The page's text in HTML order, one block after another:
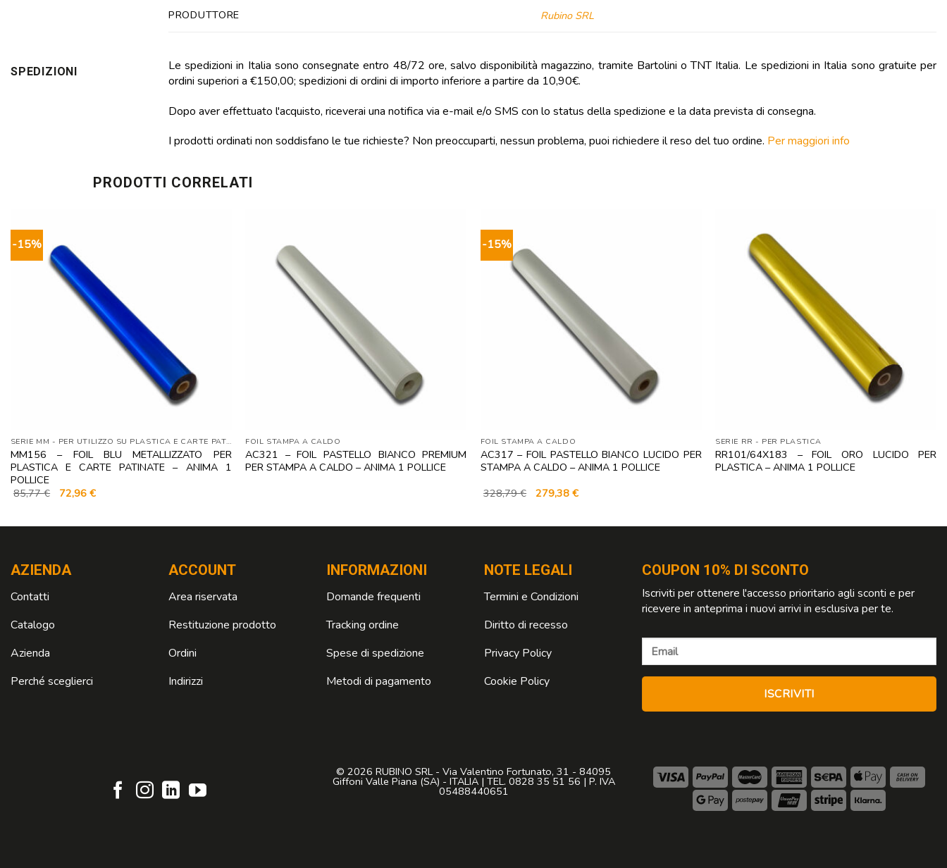
PRODUTTORE
Rubino SRL
SPEDIZIONI
Le spedizioni in Italia sono consegnate entro 48/72 ore, salvo disponibilità magazzino, tramite Bartolini o TNT Italia. Le spedizioni in Italia sono gratuite per
ordini superiori a €150,00; spedizioni di ordini di importo inferiore a partire da 10,90€.
Dopo aver effettuato l'acquisto, riceverai una notifica via e-mail e/o SMS con lo status della spedizione e la data prevista di consegna.
I prodotti ordinati non soddisfano le tue richieste? Non preoccuparti, nessun problema, puoi richiedere il reso del tuo ordine. Per maggiori info
PRODOTTI CORRELATI
-15%
SERIE MM - PER UTILIZZO SU PLASTICA E CARTE PATINATE
MM156 – FOIL BLU METALLIZZATO PER
PLASTICA E CARTE PATINATE – ANIMA 1
POLLICE
85,77€ Il
prezzo
72,96 €Il
FOIL STAMPA A CALDO
AC321 – FOIL PASTELLO BIANCO PREMIUM
PER STAMPA A CALDO – ANIMA 1 POLLICE
-15%
FOIL STAMPA A CALDO
AC317 – FOIL PASTELLO BIANCO LUCIDO PER
STAMPA A CALDO – ANIMA 1 POLLICE
328,79€ Il
prezzo
279,38 €Il
SERIE RR - PER PLASTICA
RR101/64X183 – FOIL ORO LUCIDO PER
PLASTICA – ANIMA 1 POLLICE
AZIENDA
Contatti
Catalogo
Azienda
Perché sceglierci
ACCOUNT
Area riservata
Restituzione prodotto
Ordini
Indirizzi
INFORMAZIONI
Domande frequenti
Tracking ordine
Spese di spedizione
Metodi di pagamento
NOTE LEGALI
Termini e Condizioni
Diritto di recesso
Privacy Policy
Cookie Policy
COUPON 10% DI SCONTO
Iscriviti per ottenere l'accesso prioritario agli sconti e per
ricevere in anteprima i nuovi arrivi in esclusiva per te.
© 2026 RUBINO SRL - Via Valentino Fortunato, 31 - 84095
Giffoni Valle Piana (SA) - ITALIA | TEL. 0828 35 51 56 | P. IVA
05488440651